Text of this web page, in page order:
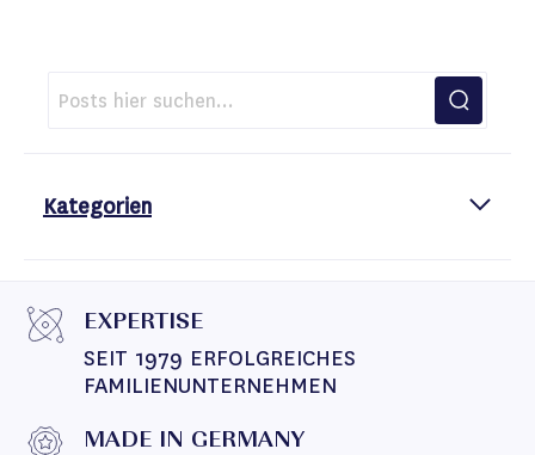
Kategorien
EXPERTISE
SEIT 1979 ERFOLGREICHES
FAMILIENUNTERNEHMEN
MADE IN GERMANY